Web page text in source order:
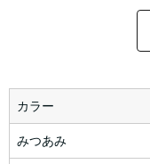
カラー
みつあみ